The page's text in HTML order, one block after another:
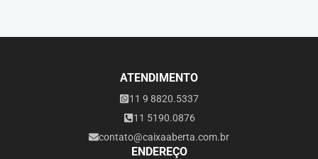
ATENDIMENTO
11 9 8820.5337
11 5190.0876
contato@caixaaberta.com.br
ENDEREÇO